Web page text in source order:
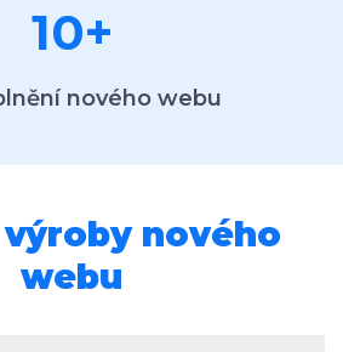
10+
nového webu
nového
webu